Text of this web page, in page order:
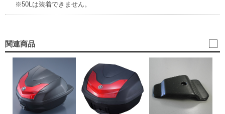
※50Lは装着できません。
関連商品